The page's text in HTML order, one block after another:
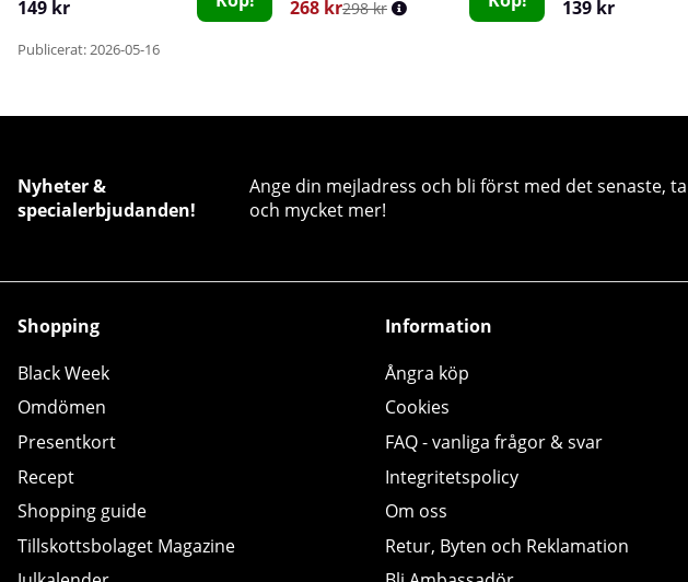
149 kr 268 kr298 kr 139 kr
Publicerat: 2026-05-16
Nyheter &
specialerbjudanden!
Ange din mejladress och bli först med det senaste,
och mycket mer!
Shopping
Black Week
Omdömen
Presentkort
Recept
Shopping guide
Tillskottsbolaget Magazine
Information
Ångra köp
Cookies
FAQ - vanliga frågor & svar
Integritetspolicy
Om oss
Retur, Byten och Reklamation